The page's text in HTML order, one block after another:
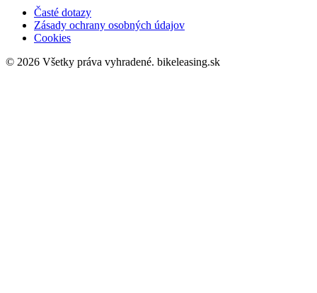
Časté dotazy
Zásady ochrany osobných údajov
Cookies
© 2026 Všetky práva vyhradené. bikeleasing.sk